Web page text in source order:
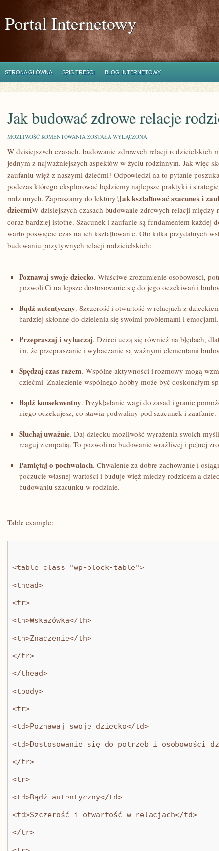
Portal Internetowy
STRONA GŁÓWNA SPIS TREŚCI BLOG INTERNETOWY
Jak budować zdrowe relacje
MOŻLIWOŚĆ KOMENTOWANIA JAK
ZDROWE
RODZICIELSKIE
ZOSTAŁA WYŁĄCZONA
W dzisiejszych czasach, budowanie zdrowych relacji rodzicielskich
jednym z najważniejszych aspektów w życiu rodzinnym. ⁣Jak ⁢więc
‍zaufaniu więź z naszymi dziećmi? Odpowiedzi na​ to pytanie
podczas którego eksplorować ⁢będziemy najlepsze‌ praktyki i
rodzinnych. Zapraszamy do lektury!Jak kształtować szacunek i
dziećmiW dzisiejszych ⁢czasach‌ budowanie zdrowych relacji między
coraz ⁤bardziej istotne. Szacunek⁤ i zaufanie są fundamentem każdej
warto poświęcić czas na ich kształtowanie. Oto kilka przydatnych
budowaniu ​pozytywnych relacji rodzicielskich:
Poznawaj swoje‍ dziecko. ⁤Właściwe⁣ zrozumienie ⁢osobowości,
pozwoli Ci na lepsze dostosowanie się do jego oczekiwań i
Bądź autentyczny. ‍Szczerość i otwartość w relacjach z
bardziej skłonne do ⁤dzielenia się swoimi problemami i emocjami.
Przepraszaj i wybaczaj. Dzieci uczą się ⁤również na błędach,
im,⁤ że przepraszanie i wybaczanie są ważnymi elementami
Spędzaj czas ⁣razem.​ Wspólne​ aktywności i rozmowy mogą
dziećmi. Znalezienie wspólnego hobby może być doskonałym​
Bądź konsekwentny. Przykładanie wagi do zasad i ⁤granic
niego oczekujesz,⁢ co stawia podwaliny ⁤pod szacunek i⁣ zaufanie.
Słuchaj uważnie. Daj dziecku możliwość wyrażenia swoich
reaguj z empatią. To pozwoli na budowanie wrażliwej i‌ pełnej
Pamiętaj o pochwałach. Chwalenie za dobre⁣ zachowanie i
poczucie własnej wartości i ‍buduje więź ‍między rodzicem a⁢
budowaniu‌ szacunku w ⁣rodzinie.
Table example:
<table class="wp-block-table">
<thead>
<tr>
<th>Wskazówka</th>
<th>Znaczenie</th>
</tr>
</thead>
<tbody>
<tr>
<td>Poznawaj swoje dziecko</td>
<td>Dostosowanie się do potrzeb i osobowości
</tr>
<tr>
<td>Bądź autentyczny</td>
<td>Szczerość i otwartość w relacjach</td>
</tr>